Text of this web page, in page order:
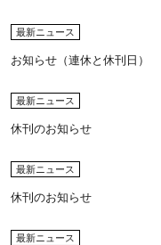
最新ニュース
お知らせ（連休と休刊日）
最新ニュース
休刊のお知らせ
最新ニュース
休刊のお知らせ
最新ニュース